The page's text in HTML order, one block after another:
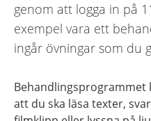
genom att logga in på
exempel vara ett
ingår övningar som du
Behandlingsprogrammet
att du ska läsa texter,